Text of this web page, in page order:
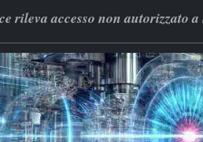
rileva accesso non autorizzato